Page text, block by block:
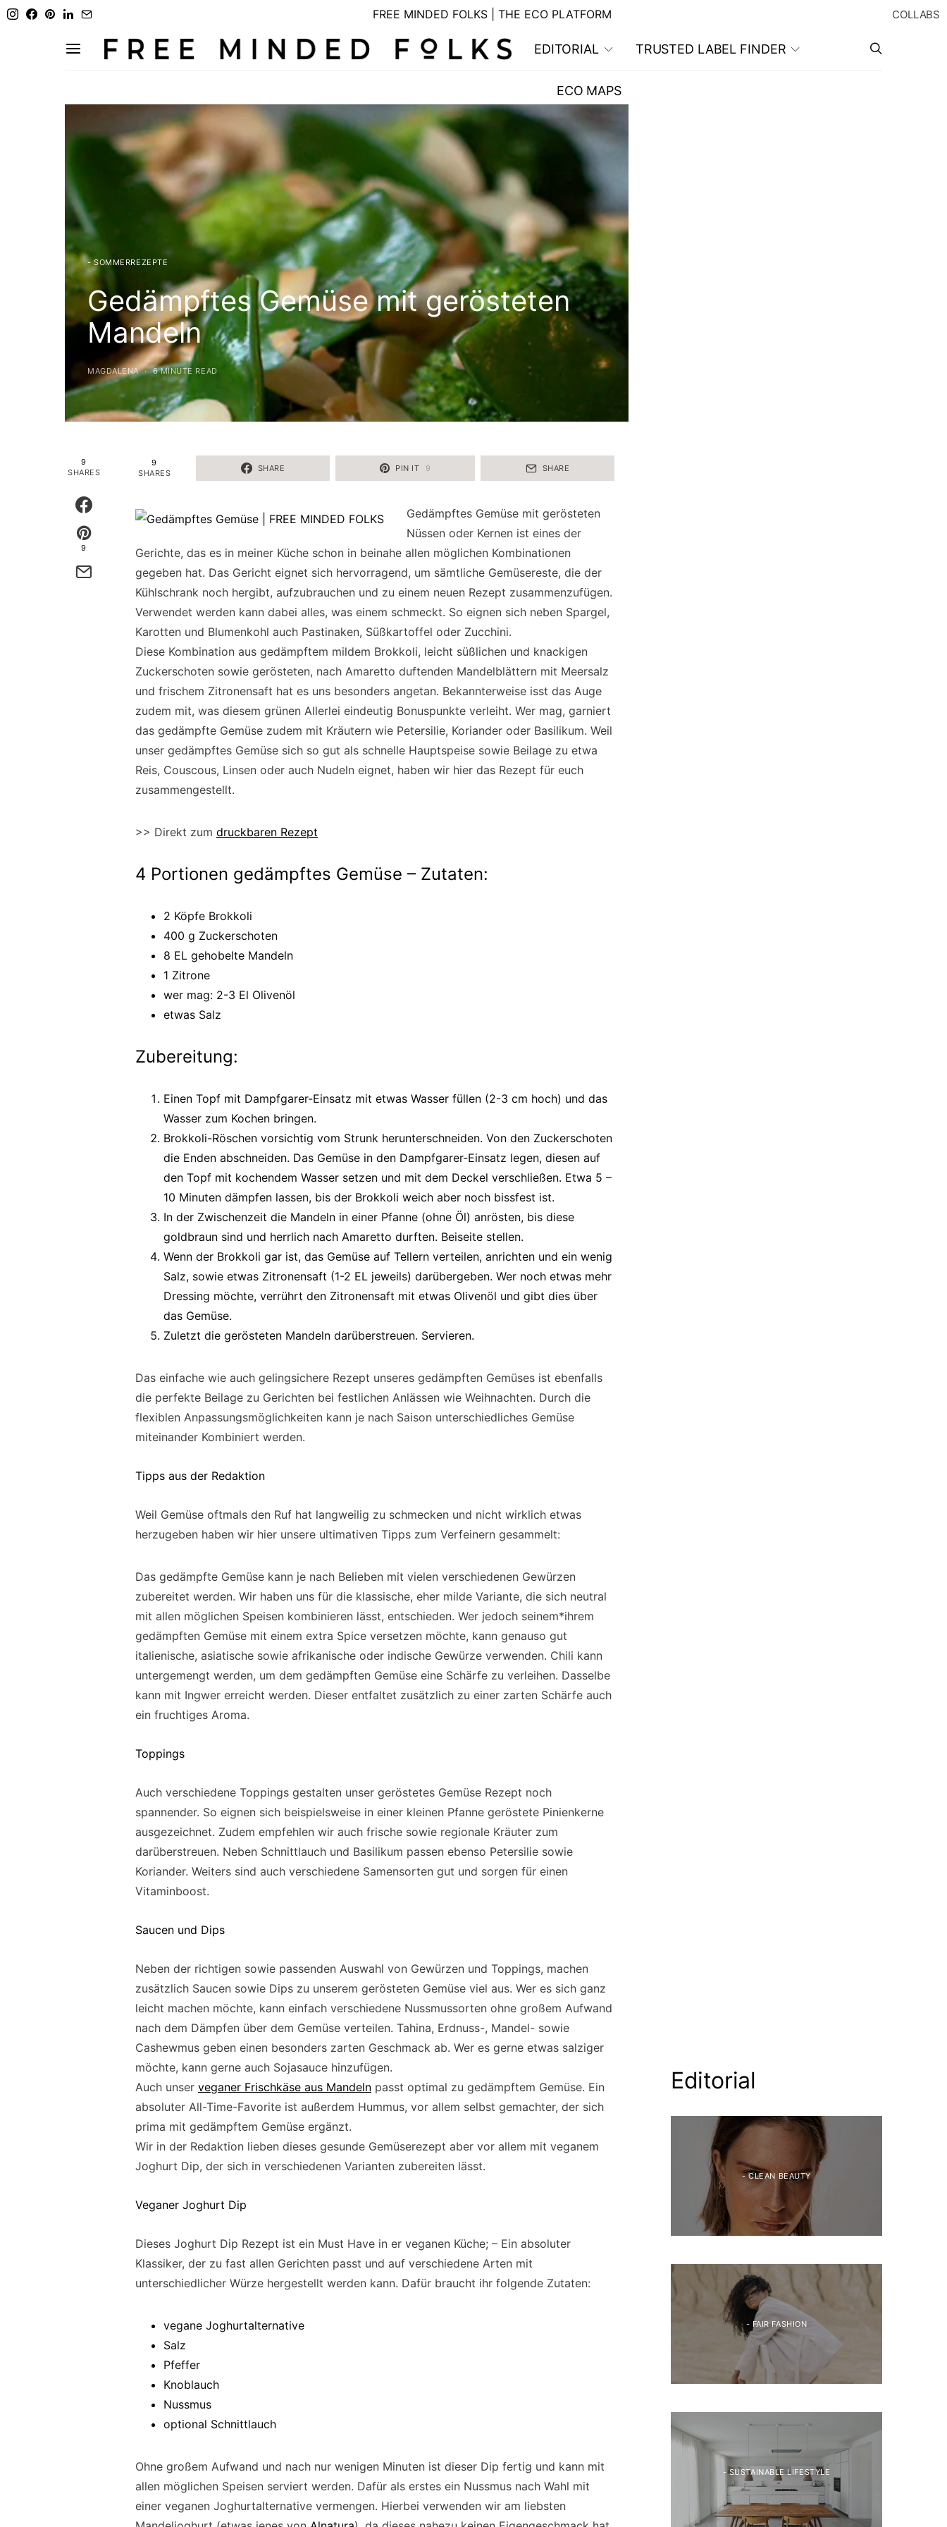
FREE MINDED FOLKS | THE ECO PLATFORM COLLABS
EDITORIAL TRUSTED LABEL FINDER
ECO MAPS
- SOMMERREZEPTE
Gedämpftes Gemüse mit gerösteten
Mandeln
MAGDALENA 6 MINUTE READ
9
SHARES
9
9
SHARES
SHARE PIN IT 9 SHARE
Gedämpftes Gemüse mit gerösteten
Nüssen oder Kernen ist eines der
Gerichte, das es in meiner Küche schon in beinahe allen möglichen Kombinationen
gegeben hat. Das Gericht eignet sich hervorragend, um sämtliche Gemüsereste, die der
Kühlschrank noch hergibt, aufzubrauchen und zu einem neuen Rezept zusammenzufügen.
Verwendet werden kann dabei alles, was einem schmeckt. So eignen sich neben Spargel,
Karotten und Blumenkohl auch Pastinaken, Süßkartoffel oder Zucchini.
Diese Kombination aus gedämpftem mildem Brokkoli, leicht süßlichen und knackigen
Zuckerschoten sowie gerösteten, nach Amaretto duftenden Mandelblättern mit Meersalz
und frischem Zitronensaft hat es uns besonders angetan. Bekannterweise isst das Auge
zudem mit, was diesem grünen Allerlei eindeutig Bonuspunkte verleiht. Wer mag, garniert
das gedämpfte Gemüse zudem mit Kräutern wie Petersilie, Koriander oder Basilikum. Weil
unser gedämpftes Gemüse sich so gut als schnelle Hauptspeise sowie Beilage zu etwa
Reis, Couscous, Linsen oder auch Nudeln eignet, haben wir hier das Rezept für euch
zusammengestellt.
>> Direkt zum druckbaren Rezept
4 Portionen gedämpftes Gemüse – Zutaten:
2 Köpfe Brokkoli
400 g Zuckerschoten
8 EL gehobelte Mandeln
1 Zitrone
wer mag: 2-3 El Olivenöl
etwas Salz
Zubereitung:
Einen Topf mit Dampfgarer-Einsatz mit etwas Wasser füllen (2-3 cm hoch) und das
Wasser zum Kochen bringen.
Brokkoli-Röschen vorsichtig vom Strunk herunterschneiden. Von den Zuckerschoten
die Enden abschneiden. Das Gemüse in den Dampfgarer-Einsatz legen, diesen auf
den Topf mit kochendem Wasser setzen und mit dem Deckel verschließen. Etwa 5 –
10 Minuten dämpfen lassen, bis der Brokkoli weich aber noch bissfest ist.
In der Zwischenzeit die Mandeln in einer Pfanne (ohne Öl) anrösten, bis diese
goldbraun sind und herrlich nach Amaretto durften. Beiseite stellen.
Wenn der Brokkoli gar ist, das Gemüse auf Tellern verteilen, anrichten und ein wenig
Salz, sowie etwas Zitronensaft (1-2 EL jeweils) darübergeben. Wer noch etwas mehr
Dressing möchte, verrührt den Zitronensaft mit etwas Olivenöl und gibt dies über
das Gemüse.
Zuletzt die gerösteten Mandeln darüberstreuen. Servieren.
Das einfache wie auch gelingsichere Rezept unseres gedämpften Gemüses ist ebenfalls
die perfekte Beilage zu Gerichten bei festlichen Anlässen wie Weihnachten. Durch die
flexiblen Anpassungsmöglichkeiten kann je nach Saison unterschiedliches Gemüse
miteinander Kombiniert werden.
Tipps aus der Redaktion
Weil Gemüse oftmals den Ruf hat langweilig zu schmecken und nicht wirklich etwas
herzugeben haben wir hier unsere ultimativen Tipps zum Verfeinern gesammelt:
Das gedämpfte Gemüse kann je nach Belieben mit vielen verschiedenen Gewürzen
zubereitet werden. Wir haben uns für die klassische, eher milde Variante, die sich neutral
mit allen möglichen Speisen kombinieren lässt, entschieden. Wer jedoch seinem*ihrem
gedämpften Gemüse mit einem extra Spice versetzen möchte, kann genauso gut
italienische, asiatische sowie afrikanische oder indische Gewürze verwenden. Chili kann
untergemengt werden, um dem gedämpften Gemüse eine Schärfe zu verleihen. Dasselbe
kann mit Ingwer erreicht werden. Dieser entfaltet zusätzlich zu einer zarten Schärfe auch
ein fruchtiges Aroma.
Toppings
Auch verschiedene Toppings gestalten unser geröstetes Gemüse Rezept noch
spannender. So eignen sich beispielsweise in einer kleinen Pfanne geröstete Pinienkerne
ausgezeichnet. Zudem empfehlen wir auch frische sowie regionale Kräuter zum
darüberstreuen. Neben Schnittlauch und Basilikum passen ebenso Petersilie sowie
Koriander. Weiters sind auch verschiedene Samensorten gut und sorgen für einen
Vitaminboost.
Saucen und Dips
Neben der richtigen sowie passenden Auswahl von Gewürzen und Toppings, machen
zusätzlich Saucen sowie Dips zu unserem gerösteten Gemüse viel aus. Wer es sich ganz
leicht machen möchte, kann einfach verschiedene Nussmussorten ohne großem Aufwand
nach dem Dämpfen über dem Gemüse verteilen. Tahina, Erdnuss-, Mandel- sowie
Cashewmus geben einen besonders zarten Geschmack ab. Wer es gerne etwas salziger
möchte, kann gerne auch Sojasauce hinzufügen.
Auch unser veganer Frischkäse aus Mandeln passt optimal zu gedämpftem Gemüse. Ein
absoluter All-Time-Favorite ist außerdem Hummus, vor allem selbst gemachter, der sich
prima mit gedämpftem Gemüse ergänzt.
Wir in der Redaktion lieben dieses gesunde Gemüserezept aber vor allem mit veganem
Joghurt Dip, der sich in verschiedenen Varianten zubereiten lässt.
Veganer Joghurt Dip
Dieses Joghurt Dip Rezept ist ein Must Have in er veganen Küche; – Ein absoluter
Klassiker, der zu fast allen Gerichten passt und auf verschiedene Arten mit
unterschiedlicher Würze hergestellt werden kann. Dafür braucht ihr folgende Zutaten:
vegane Joghurtalternative
Salz
Pfeffer
Knoblauch
Nussmus
optional Schnittlauch
Ohne großem Aufwand und nach nur wenigen Minuten ist dieser Dip fertig und kann mit
allen möglichen Speisen serviert werden. Dafür als erstes ein Nussmus nach Wahl mit
einer veganen Joghurtalternative vermengen. Hierbei verwenden wir am liebsten
Editorial
- CLEAN BEAUTY
- FAIR FASHION
- SUSTAINABLE LIFESTYLE